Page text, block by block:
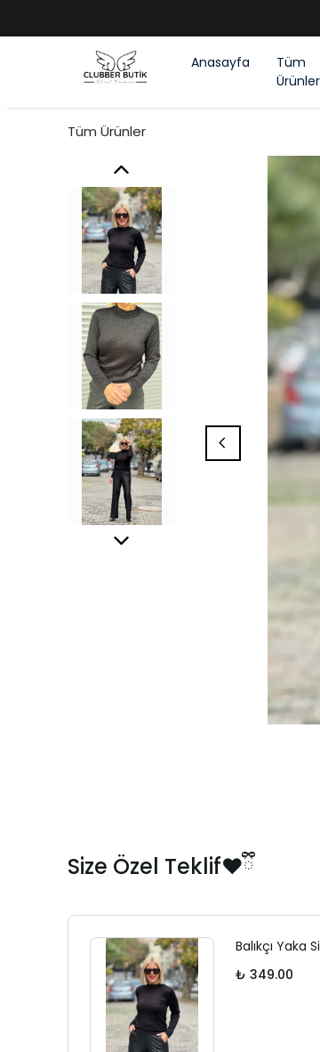
Anasayfa
Tüm
Ürünler
Tüm Ürünler
Size Özel Teklif❤️ྀི
Balıkçı Yaka
₺ 349.00